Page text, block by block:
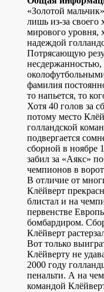
«Золотой
лишь из-за своего
мирового уровня,
надеждой
Потрясающую
фамилия
то напьется, то
Хотя 40 голов за
потому место
голландской
подвергается
сборной в ноябре
забил за «Аякс»
чемпионов в
В отличие от
Клёйверт
блистал и на
первенстве
бомбардиром.
Клёйверт
Вот только
Клёйверту не
2000 году
пенальти. А на
командой